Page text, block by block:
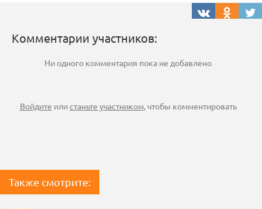
Комментарии участников:
Ни одного комментария пока не добавлено
Войдите илистаньте участником, чтобы комментировать
Также смотрите: